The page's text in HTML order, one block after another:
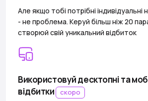
Але якщо тобі потрібні
- не проблема. Керуй більш ніж 20
створюй свій уникальний відбиток
Використовуй десктопні та
відбитки скоро